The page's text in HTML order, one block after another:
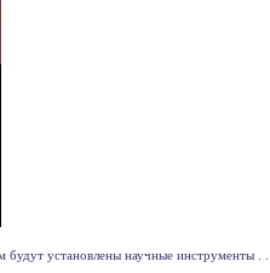
установлены научные инструменты . . .